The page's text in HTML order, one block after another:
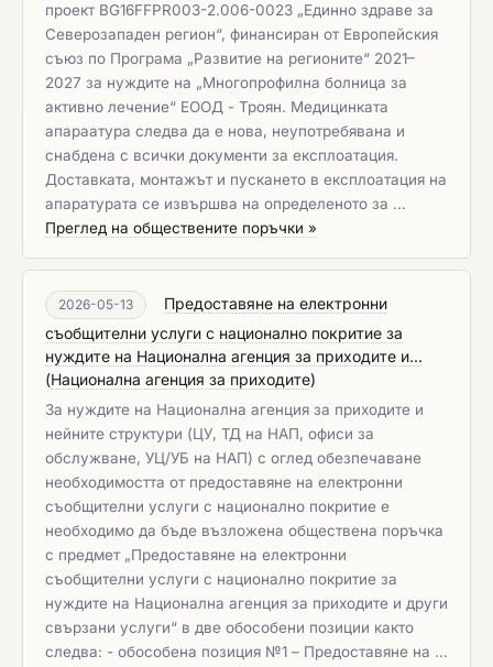
проект BG16FFPR003-2.006-0023 „Единно здраве за
Северозападен регион“, финансиран от Европейския
съюз по Програма „Развитие на регионите“ 2021–
2027 за нуждите на „Многопрофилна болница за
активно лечение“ ЕООД - Троян. Медицинката
апараатура следва да е нова, неупотребявана и
снабдена с всички документи за експлоатация.
Доставката, монтажът и пускането в експлоатация на
апаратурата се извършва на определеното за …
Преглед на обществените поръчки »
2026-05-13
Предоставяне на електронни
съобщителни услуги с национално покритие за
нуждите на Национална агенция за приходите и...
(Национална агенция за приходите)
За нуждите на Национална агенция за приходите и
нейните структури (ЦУ, ТД на НАП, офиси за
обслужване, УЦ/УБ на НАП) с оглед обезпечаване
необходимостта от предоставяне на електронни
съобщителни услуги с национално покритие е
необходимо да бъде възложена обществена поръчка
с предмет „Предоставяне на електронни
съобщителни услуги с национално покритие за
нуждите на Национална агенция за приходите и други
свързани услуги“ в две обособени позиции както
следва: - обособена позиция №1 – Предоставяне на …